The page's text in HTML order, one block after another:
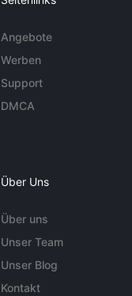
Angebote
Werben
Support
DMCA
Über Uns
Über uns
Unser Team
Unser Blog
Kontakt